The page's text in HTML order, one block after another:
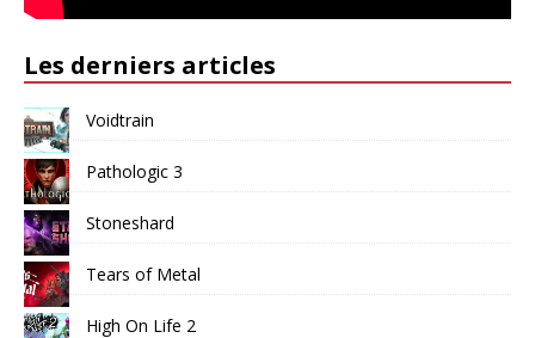
Les derniers articles
Voidtrain
Pathologic 3
Stoneshard
Tears of Metal
High On Life 2